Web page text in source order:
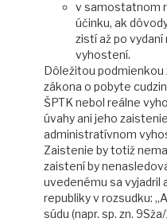
v samostatnom
účinku, ak
zistí až po
vyhostení.
Dôležitou podmienkou
zákona o pobyte
ŠPTK nebol reálne
úvahy ani jeho
administratívnom
Zaistenie by totiž
zaistení by
uvedenému sa vyjadril
republiky v rozsudku:
súdu (napr. sp. zn.